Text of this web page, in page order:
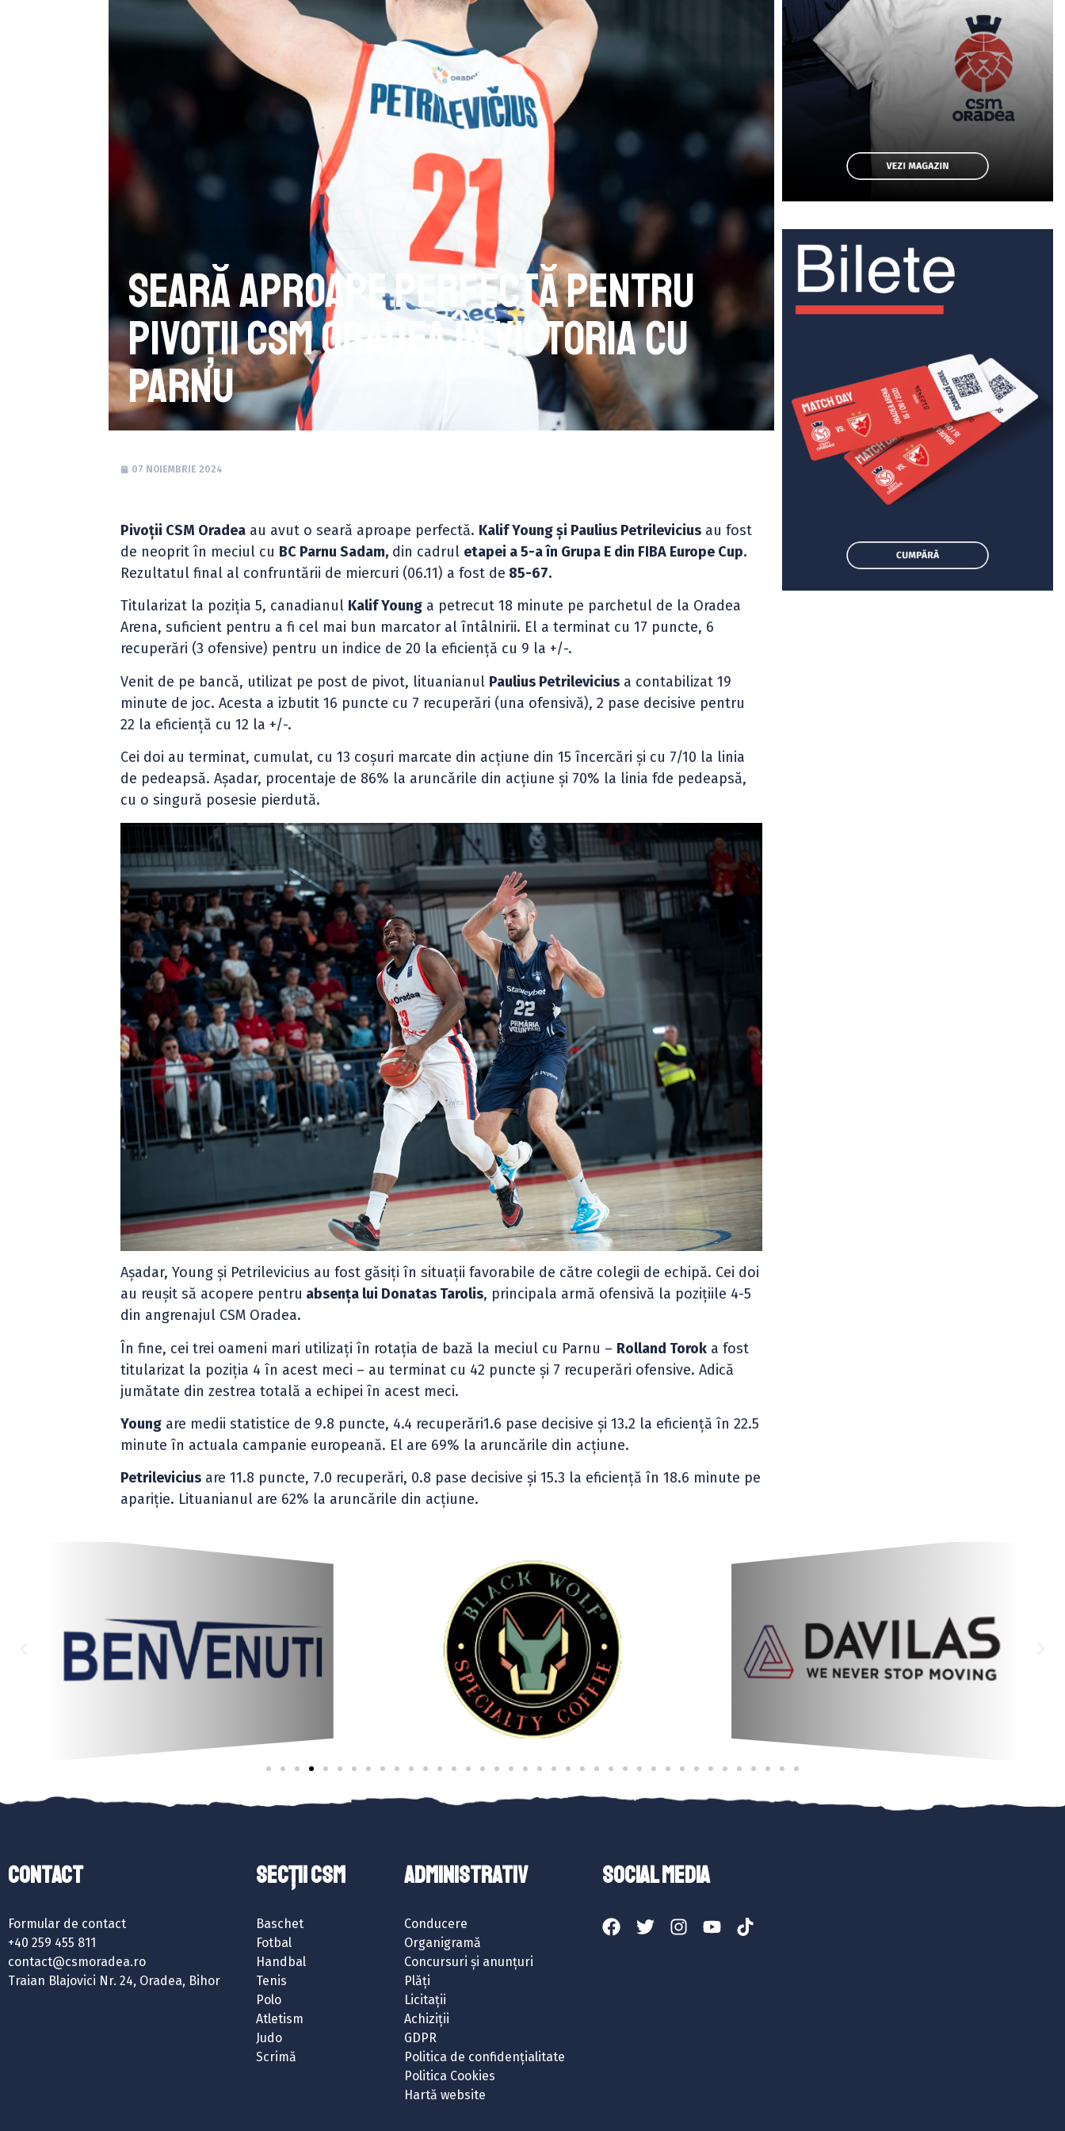
Seară aproape perfectă pentru
pivoții CSM Oradea în victoria cu
Parnu
07 NOIEMBRIE 2024
Pivoții CSM Oradea au avut o seară aproape perfectă. Kalif Young și Paulius Petrilevicius au fost
de neoprit în meciul cu BC Parnu Sadam, din cadrul etapei a 5-a în Grupa E din FIBA Europe Cup.
Rezultatul final al confruntării de miercuri (06.11) a fost de 85-67.
Titularizat la poziția 5, canadianul Kalif Young a petrecut 18 minute pe parchetul de la Oradea
Arena, suficient pentru a fi cel mai bun marcator al întâlnirii. El a terminat cu 17 puncte, 6
recuperări (3 ofensive) pentru un indice de 20 la eficiență cu 9 la +/-.
Venit de pe bancă, utilizat pe post de pivot, lituanianul Paulius Petrilevicius a contabilizat 19
minute de joc. Acesta a izbutit 16 puncte cu 7 recuperări (una ofensivă), 2 pase decisive pentru
22 la eficiență cu 12 la +/-.
Cei doi au terminat, cumulat, cu 13 coșuri marcate din acțiune din 15 încercări și cu 7/10 la linia
de pedeapsă. Așadar, procentaje de 86% la aruncările din acțiune și 70% la linia fde pedeapsă,
cu o singură posesie pierdută.
Așadar, Young și Petrilevicius au fost găsiți în situații favorabile de către colegii de echipă. Cei doi
au reușit să acopere pentru absența lui Donatas Tarolis, principala armă ofensivă la pozițiile 4-5
din angrenajul CSM Oradea.
În fine, cei trei oameni mari utilizați în rotația de bază la meciul cu Parnu – Rolland Torok a fost
titularizat la poziția 4 în acest meci – au terminat cu 42 puncte și 7 recuperări ofensive. Adică
jumătate din zestrea totală a echipei în acest meci.
Young are medii statistice de 9.8 puncte, 4.4 recuperări1.6 pase decisive și 13.2 la eficiență în 22.5
minute în actuala campanie europeană. El are 69% la aruncările din acțiune.
Petrilevicius are 11.8 puncte, 7.0 recuperări, 0.8 pase decisive și 15.3 la eficiență în 18.6 minute pe
apariție. Lituanianul are 62% la aruncările din acțiune.
Contact
Formular de contact
+40 259 455 811
contact@csmoradea.ro
Traian Blajovici Nr. 24, Oradea, Bihor
SECȚII CSM
Baschet
Fotbal
Handbal
Tenis
Polo
Atletism
Judo
Scrimă
ADMINISTRATIV
Conducere
Organigramă
Concursuri și anunțuri
Plăți
Licitații
Achiziții
GDPR
Politica de confidențialitate
Politica Cookies
Hartă website
SOCIAL MEDIA